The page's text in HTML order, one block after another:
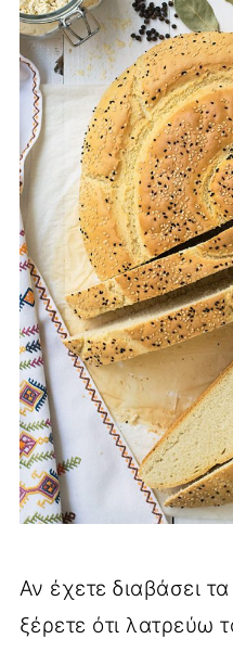
Αν έχετε διαβάσει τα
ξέρετε ότι λατρεύω